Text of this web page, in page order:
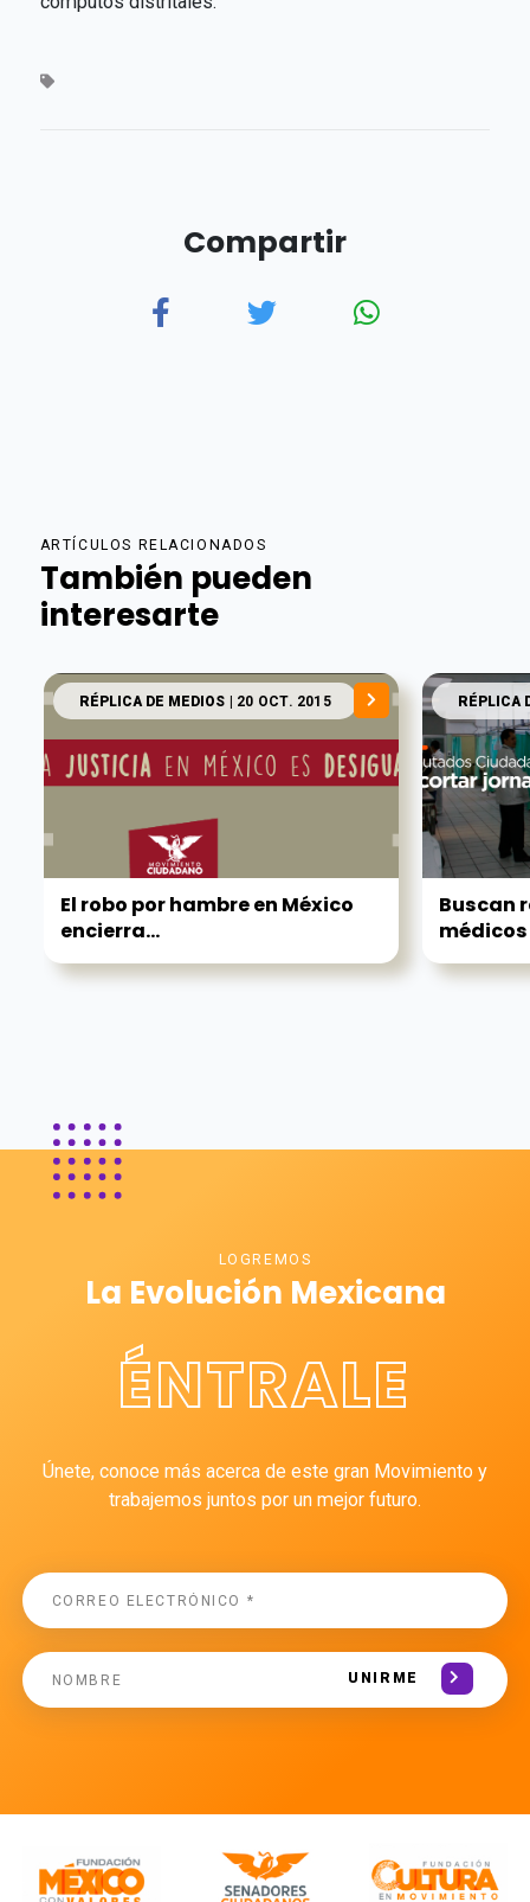
Compartir
ARTÍCULOS RELACIONADOS
También pueden
interesarte
RÉPLICA DE MEDIOS | 20 OCT. 2015
El robo por hambre en México
encierra...
RÉPLICA
Buscan
médicos
LOGREMOS
La Evolución Mexicana
ÉNTRALE
Únete, conoce más acerca de este gran Movimiento y
trabajemos juntos por un mejor futuro.
UNIRME